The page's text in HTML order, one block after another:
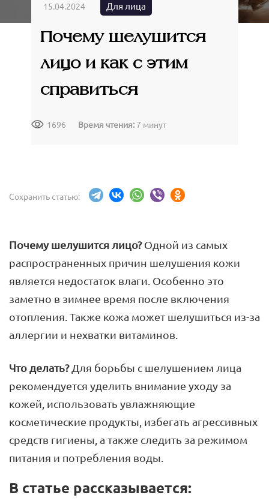
Губы
Товары для путешествий
Контакты
АВТОРИЗАЦИЯ
15.04.2024 Для лица
Почему шелушится
лицо и как с этим
справиться
1696 Время чтения:7 минут
Сохранить статью:
Почему шелушится лицо?Одной из самых
распространенных причин шелушения кожи
является недостаток влаги. Особенно это
заметно в зимнее время после включения
отопления. Также кожа может шелушиться из-за
аллергии и нехватки витаминов.
Что делать? Для борьбы с шелушением лица
рекомендуется уделить внимание уходу за
кожей, использовать увлажняющие
косметические продукты, избегать агрессивных
средств гигиены, а также следить за режимом
питания и потребления воды.
В статье рассказывается: